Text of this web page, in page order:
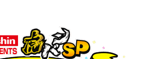
田×福井アナ「なんでやねん！？」
）